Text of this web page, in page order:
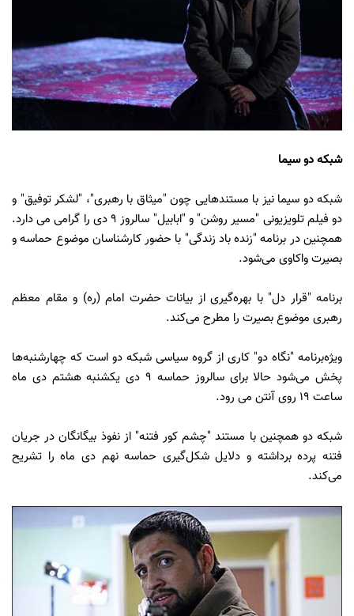
شبکه دو سیما
شبکه دو سیما نیز با مستندهایی چون "میثاق با رهبری"، "لشکر توفیق" و
دو فیلم تلویزیونی "مسیر روشن" و "ابابیل" سالروز 9 دی را گرامی می دارد.
همچنین در برنامه "زنده باد زندگی" با حضور کارشناسان موضوع حماسه و
بصیرت واکاوی می‌شود.
برنامه "قرار دل" با بهره‌گیری از بیانات حضرت امام (ره) و مقام معظم
رهبری موضوع بصیرت را مطرح می‌کند.
ویژه‌برنامه "نگاه دو" کاری از گروه سیاسی شبکه دو است که چهارشنبه‌ها
پخش می‌شود حالا برای سالروز حماسه 9 دی یکشنبه هشتم دی ماه
ساعت 19 روی آنتن می رود.
شبکه دو همچنین با مستند "چشم کور فتنه" از نفوذ بیگانگان در جریان
فتنه پرده برداشته و دلایل شکل‌گیری حماسه نهم دی ماه را تشریح
می‌کند.